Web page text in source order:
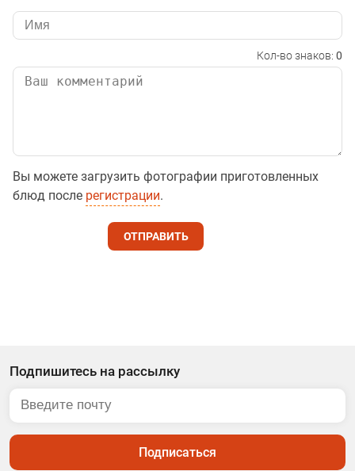
Кол-во знаков: 0
Вы можете загрузить фотографии приготовленных
блюд после регистрации.
ОТПРАВИТЬ
Подпишитесь на рассылку
Подписаться